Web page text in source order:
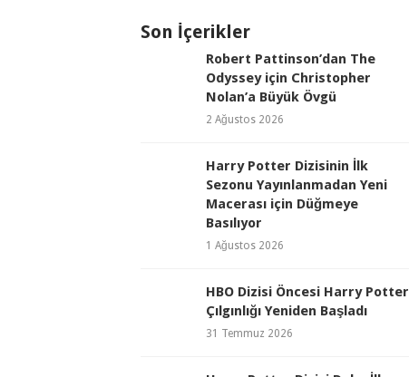
Son İçerikler
Robert Pattinson’dan The
Odyssey için Christopher
Nolan’a Büyük Övgü
2 Ağustos 2026
Harry Potter Dizisinin İlk
Sezonu Yayınlanmadan Yeni
Macerası için Düğmeye
Basılıyor
1 Ağustos 2026
HBO Dizisi Öncesi Harry Potter
Çılgınlığı Yeniden Başladı
31 Temmuz 2026